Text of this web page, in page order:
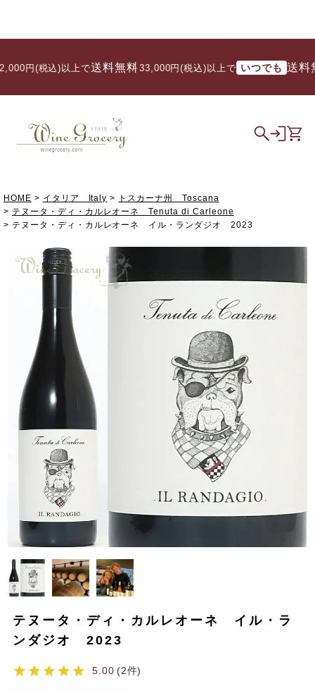
(税込)以上で送料無料/ 33,000円(税込)以上で いつでも 送料無料
HOME イタリア Italy
トスカーナ州 Toscana
テヌータ・ディ・カルレオーネ Tenuta di Carleone
テヌータ・ディ・カルレオーネ イル・ランダジオ 2023
テヌータ・ディ・カルレオーネ イル・ラ
ンダジオ 2023
5.00 2